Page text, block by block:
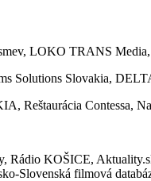
LOKO TRANS
Solutions Slovakia,
Reštaurácia Contessa,
Rádio KOŠICE,
Slovenská filmová